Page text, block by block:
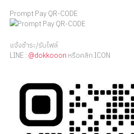
Prompt Pay QR-CODE
แจ้งชำระ/รับไฟล์
LINE : @dokkooon หรือคลิก ICON